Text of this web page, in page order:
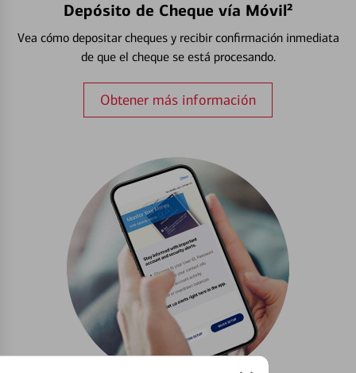
Depósito de Cheque vía Móvil²
Vea cómo depositar cheques y recibir confirmación inmediata
de que el cheque se está procesando.
Obtener más información